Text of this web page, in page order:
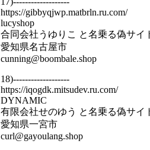
https://gibbyqjwp.matbrln.ru.com/
lucyshop
合同会社うゆりこ と名乗る偽サイ
愛知県名古屋市
cunning@boombale.shop
18)-------------------
https://iqogdk.mitsudev.ru.com/
DYNAMIC
有限会社せのゆう と名乗る偽サイ
愛知県一宮市
curl@gayoulang.shop